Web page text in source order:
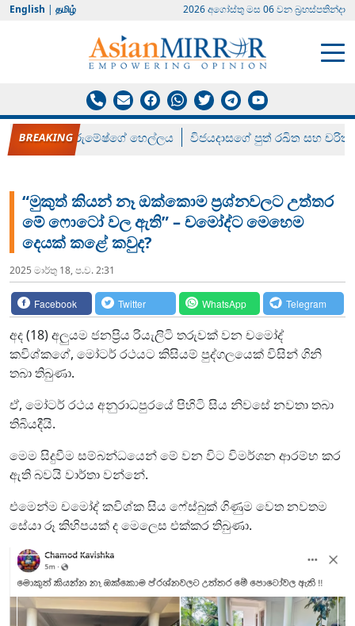
English | தமிழ் 2026 අගෝස්‍තු මස 06 වන බ්‍රහස්පතින්දා
රන් ගෙනා රුමේෂ්ගේ හෙල්ලය විජයදාසගේ පුත් රඛිත සහ චරිත්
“මුකුත් කියන් නෑ ඔක්කොම ප්‍රශ්නවලට උත්තර
මේ ෆොටෝ වල ඇති” – චමෝද්ට මෙහෙම
දෙයක් කළේ කවුද?
2025 මාර්තු 18, ප.ව. 2:31
Facebook Twitter WhatsApp Telegram
අද (18) අලුයම ජනප්‍රිය රියැලිටි තරුවක් වන චමෝද්
කවිශ්කගේ, මෝටර් රථයට කිසියම් පුද්ගලයෙක් විසින් ගිනි
තබා තිබුණා.
ඒ, මෝටර් රථය අනුරාධපුරයේ පිහිටි සිය නිවසේ නවතා තබා
තිබියදීයි.
මෙම සිදුවීම සම්බන්ධයෙන් මේ වන විට විමර්ශන ආරම්භ කර
ඇති බවයි වාර්තා වන්නේ.
එමෙන්ම චමෝද් කවිශ්ක සිය ෆේස්බුක් ගිණුම වෙත නවතම
සේයා රූ කිහිපයක් ද මෙලෙස එක්කර තිබුණා.